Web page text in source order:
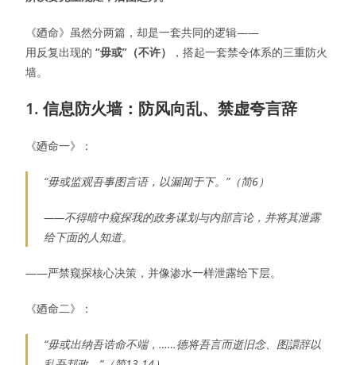
《廼命》虽然分两篇，却是一套共同的逻辑——
用反复出现的“毋或”（不许）
，搭起一套禁令体系的三重防火
墙。
1. 信息防火墙：防风向乱、禁虚夸言辞
《廼命一》：
“毋或监观吾事图言语，以漏闻于下。”（简6）
——不得暗中窥探我的政务谋划与内部言论，并将其泄露
给下面的人知道。
——严禁窥探核心决策，并像渗水一样泄露给下层。
《廼命二》：
“毋或出纳吾诰命不端，……德将吾言而逝旧念、图譞辞以